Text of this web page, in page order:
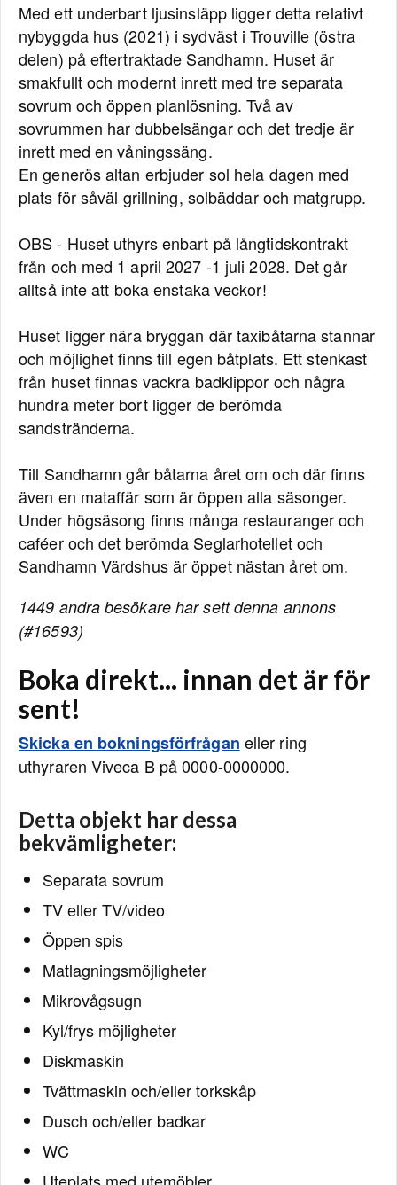
Med ett underbart ljusinsläpp ligger detta relativt
nybyggda hus (2021) i sydväst i Trouville (östra
delen) på eftertraktade Sandhamn. Huset är
smakfullt och modernt inrett med tre separata
sovrum och öppen planlösning. Två av
sovrummen har dubbelsängar och det tredje är
inrett med en våningssäng.
En generös altan erbjuder sol hela dagen med
plats för såväl grillning, solbäddar och matgrupp.
OBS - Huset uthyrs enbart på långtidskontrakt
från och med 1 april 2027 -1 juli 2028. Det går
alltså inte att boka enstaka veckor!
Huset ligger nära bryggan där taxibåtarna stannar
och möjlighet finns till egen båtplats. Ett stenkast
från huset finnas vackra badklippor och några
hundra meter bort ligger de berömda
sandstränderna.
Till Sandhamn går båtarna året om och där finns
även en mataffär som är öppen alla säsonger.
Under högsäsong finns många restauranger och
caféer och det berömda Seglarhotellet och
Sandhamn Värdshus är öppet nästan året om.
1449 andra besökare har sett denna annons
(#16593)
Boka direkt... innan det är för
sent!
Skicka en bokningsförfrågan eller ring
uthyraren Viveca B på 0000-0000000.
Detta objekt har dessa
bekvämligheter:
Separata sovrum
TV eller TV/video
Öppen spis
Matlagningsmöjligheter
Mikrovågsugn
Kyl/frys möjligheter
Diskmaskin
Tvättmaskin och/eller torkskåp
Dusch och/eller badkar
WC